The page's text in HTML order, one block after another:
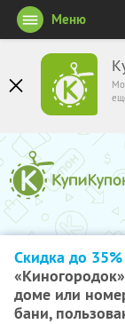
Меню
Скидка до 35%
доме или
бани,